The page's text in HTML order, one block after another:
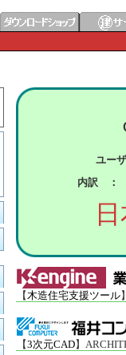
ユー
内訳 ：
【木造住宅支援ツール
【3次元CAD】